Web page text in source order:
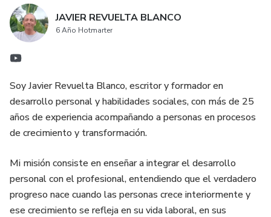
JAVIER REVUELTA BLANCO
6 Año Hotmarter
Soy Javier Revuelta Blanco, escritor y formador en
desarrollo personal y habilidades sociales, con más de 25
años de experiencia acompañando a personas en procesos
de crecimiento y transformación.
Mi misión consiste en enseñar a integrar el desarrollo
personal con el profesional, entendiendo que el verdadero
progreso nace cuando las personas crece interiormente y
ese crecimiento se refleja en su vida laboral, en sus